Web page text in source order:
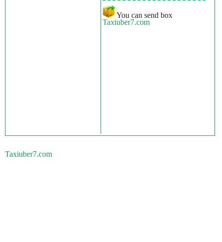
You can send box
Taxiuber7.com
Taxiuber7.com